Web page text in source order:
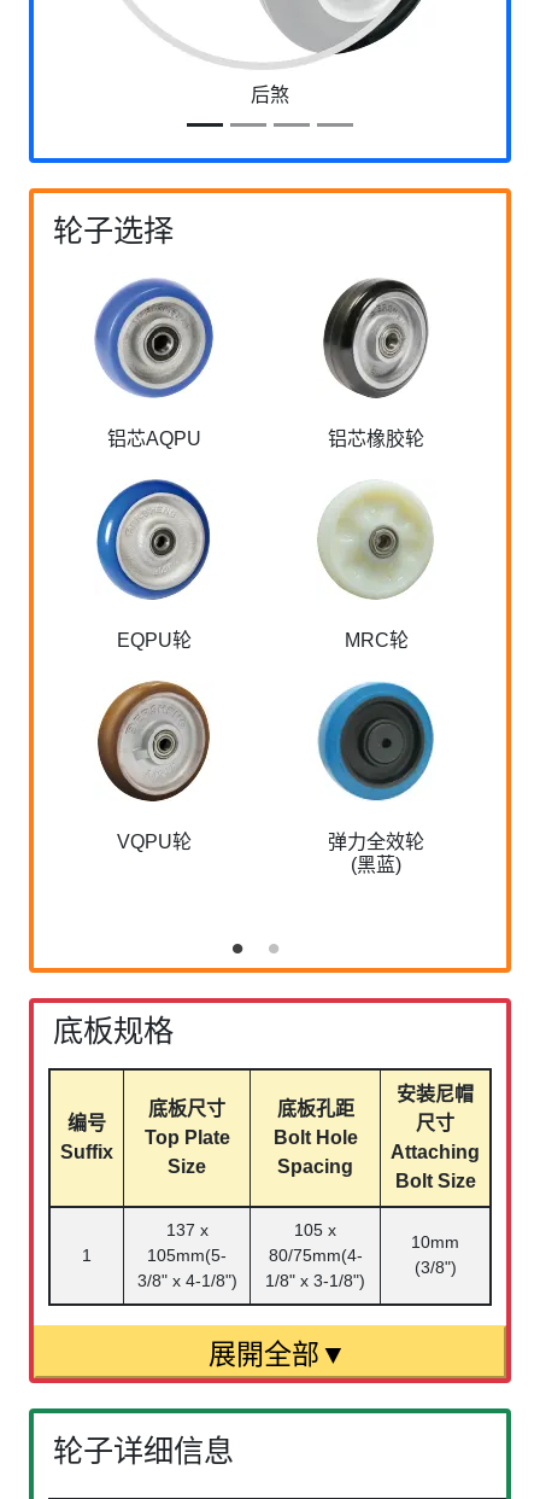
后煞
轮子选择
铝芯AQPU
EQPU轮
VQPU轮
铝芯橡胶轮
MRC轮
弹力全效轮
(黑蓝)
底板规格
编号
Suffix
底板尺寸
Top Plate
Size
底板孔距
Bolt Hole
Spacing
安装尼帽
尺寸
Attaching
Bolt Size
1
137 x
105mm(5-
3/8" x 4-1/8")
105 x
80/75mm(4-
1/8" x 3-1/8")
10mm
(3/8")
轮子详细信息